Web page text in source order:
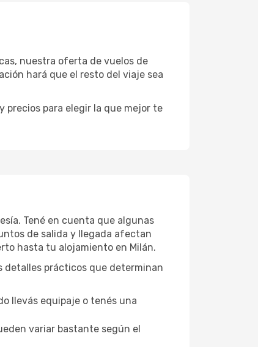
nuestra oferta de vuelos de
hará que el resto del viaje sea
precios para elegir la que mejor te
Tené en cuenta que algunas
de salida y llegada afectan
hasta tu alojamiento en Milán.
detalles prácticos que determinan
llevás equipaje o tenés una
variar bastante según el